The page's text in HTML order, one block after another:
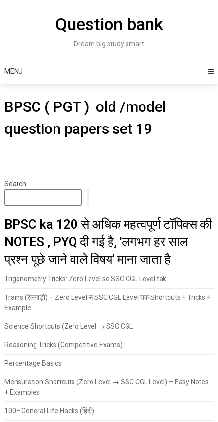
Question bank
Dream big study smart
MENU
BPSC ( PGT ) old /model
question papers set 19
Search
BPSC ka 120 से अधिक महत्वपूर्ण टॉपिक्स की
NOTES , PYQ दी गई है, 'लगभग हर साल
प्रश्न पूछे जाने वाले विषय' माना जाता है
Trigonometry Tricks: Zero Level se SSC CGL Level tak
Trains (रेलगाड़ी) – Zero Level से SSC CGL Level तक Shortcuts + Tricks +
Example
Science Shortcuts (Zero Level → SSC CGL
Reasoning Tricks (Competitive Exams)
Percentage Basics
Mensuration Shortcuts (Zero Level → SSC CGL Level) – Easy Notes
+ Examples
100+ General Life Hacks (हिंदी)